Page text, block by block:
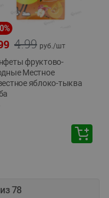
%
4.99 руб./шт
фруктово-
Местное
яблоко-тыква
78